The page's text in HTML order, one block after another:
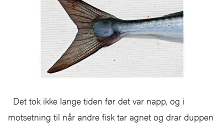
Det tok ikke lange tiden før det var napp, og i
motsetning til når andre fisk tar agnet og drar duppen